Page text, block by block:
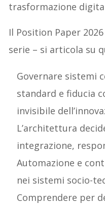
trasformazione
Il Position Paper
serie – si articola su
Governare sistemi
standard e fiducia
invisibile
L’architettura
integrazione,
Automazione e
nei sistemi socio-
Comprendere per